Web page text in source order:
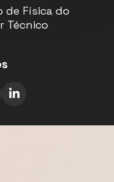
de Física do
Técnico